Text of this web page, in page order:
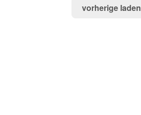
vorherige laden